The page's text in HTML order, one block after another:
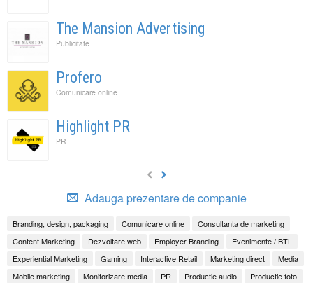
The Mansion Advertising
Publicitate
Profero
Comunicare online
Highlight PR
PR
Adauga prezentare de companie
Branding, design, packaging Comunicare online
Consultanta de marketing
Content Marketing
Dezvoltare web Employer Branding
Evenimente / BTL
Experiential Marketing
Gaming Interactive Retail Marketing direct
Media
Mobile marketing
Monitorizare media PR Productie audio
Productie foto